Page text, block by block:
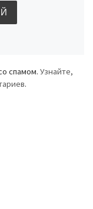
спамом. Узнайте,
.